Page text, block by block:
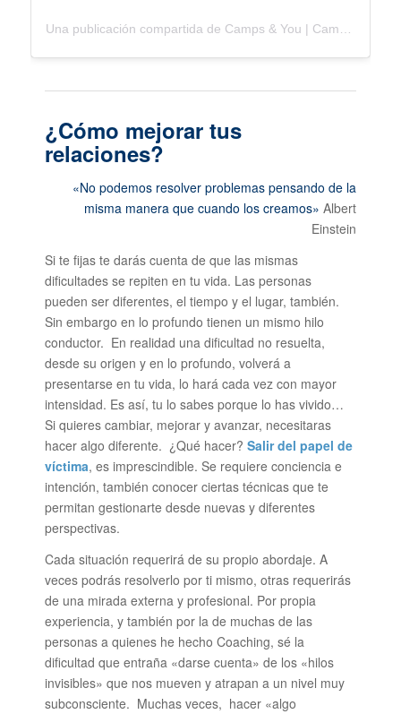
¿Cómo mejorar tus
relaciones?
«No podemos resolver problemas pensando de la
misma manera que cuando los creamos»Albert
Einstein
Si te fijas te darás cuenta de que las mismas
dificultades se repiten en tu vida. Las personas
pueden ser diferentes, el tiempo y el lugar, también.
Sin embargo en lo profundo tienen un mismo hilo
conductor. En realidad una dificultad no resuelta,
desde su origen y en lo profundo, volverá a
presentarse en tu vida, lo hará cada vez con mayor
intensidad. Es así, tu lo sabes porque lo has vivido…
Si quieres cambiar, mejorar y avanzar, necesitaras
hacer algo diferente. ¿Qué hacer? Salir del papel de
víctima, es imprescindible. Se requiere conciencia e
intención, también conocer ciertas técnicas que te
permitan gestionarte desde nuevas y diferentes
perspectivas.
Cada situación requerirá de su propio abordaje. A
veces podrás resolverlo por ti mismo, otras requerirás
de una mirada externa y profesional. Por propia
experiencia, y también por la de muchas de las
personas a quienes he hecho Coaching, sé la
dificultad que entraña «darse cuenta» de los «hilos
invisibles» que nos mueven y atrapan a un nivel muy
subconsciente. Muchas veces, hacer «algo